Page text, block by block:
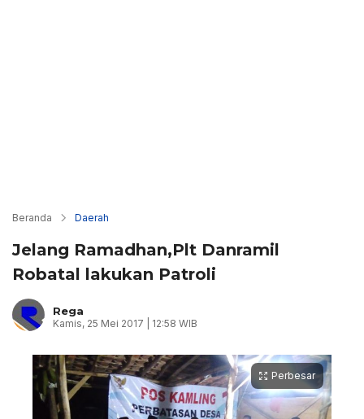
Beranda Daerah
Jelang Ramadhan,Plt Danramil
Robatal lakukan Patroli
Rega
Kamis, 25 Mei 2017 | 12:58 WIB
Perbesar